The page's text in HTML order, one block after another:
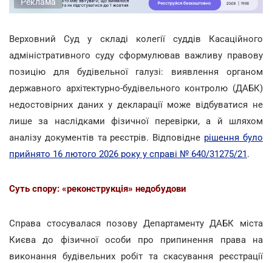
Верховний Суд у складі колегії суддів Касаційного
адміністративного суду сформулював важливу правову
позицію для будівельної галузі: виявлення органом
державного архітектурно-будівельного контролю (ДАБК)
недостовірних даних у декларації може відбуватися не
лише за наслідками фізичної перевірки, а й шляхом
аналізу документів та реєстрів. Відповідне рішення було
прийнято 16 лютого 2026 року у справі № 640/31275/21.
Суть спору: «реконструкція» недобудови
Справа стосувалася позову Департаменту ДАБК міста
Києва до фізичної особи про припинення права на
виконання будівельних робіт та скасування реєстрації